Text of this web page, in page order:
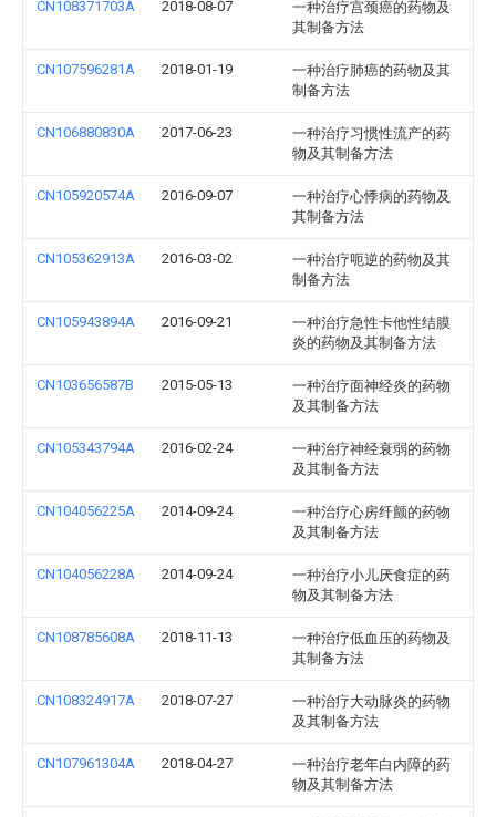
CN108371703A 2018-08-07
一种治疗宫颈癌的药物及
其制备方法
CN107596281A 2018-01-19
一种治疗肺癌的药物及其
制备方法
CN106880830A 2017-06-23
一种治疗习惯性流产的药
物及其制备方法
CN105920574A 2016-09-07
一种治疗心悸病的药物及
其制备方法
CN105362913A 2016-03-02
一种治疗呃逆的药物及其
制备方法
CN105943894A 2016-09-21
一种治疗急性卡他性结膜
炎的药物及其制备方法
CN103656587B 2015-05-13
一种治疗面神经炎的药物
及其制备方法
CN105343794A 2016-02-24
一种治疗神经衰弱的药物
及其制备方法
CN104056225A 2014-09-24
一种治疗心房纤颤的药物
及其制备方法
CN104056228A 2014-09-24
一种治疗小儿厌食症的药
物及其制备方法
CN108785608A 2018-11-13
一种治疗低血压的药物及
其制备方法
CN108324917A 2018-07-27
一种治疗大动脉炎的药物
及其制备方法
CN107961304A 2018-04-27
一种治疗老年白内障的药
物及其制备方法